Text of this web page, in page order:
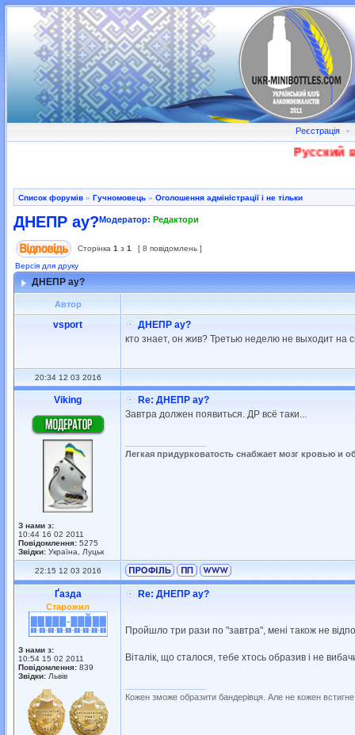
Реєстрація •
Русский
Список форумів » Гучномовець » Оголошення адміністрації і не тільки
ДНЕПР ау?Модератор: Редактори
Сторінка 1 з 1
[ 8 повідомлень ]
Версія для друку
ДНЕПР ау?
Автор
vsport
ДНЕПР ау?
кто знает, он жив? Третью неделю не выходит на
20:34 12 03 2016
Viking
З нами з:
10:44 16 02 2011
Повідомлення: 5275
Звідки: Україна, Луцьк
Re: ДНЕПР ау?
Завтра должен появиться. ДР всё таки...
Легкая придурковатость снабжает мозг кровью и
22:15 12 03 2016
Ґазда
Старожил
З нами з:
10:54 15 02 2011
Повідомлення: 839
Звідки: Львів
Re: ДНЕПР ау?
Пройшло три рази по "завтра", мені також не
Віталік, що сталося, тебе хтось образив і не
Кожен зможе образити бандерівця. Але не кожен